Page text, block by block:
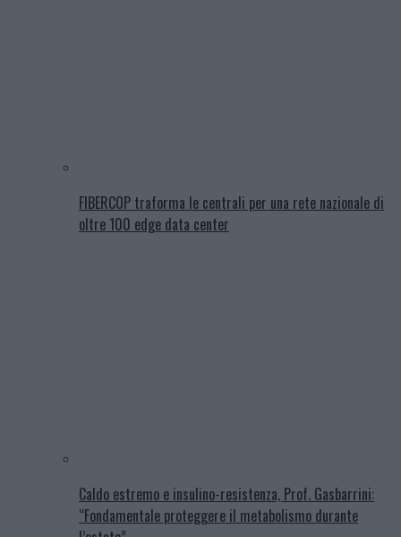
FIBERCOP traforma le centrali per una rete nazionale di
oltre 100 edge data center
Caldo estremo e insulino-resistenza, Prof. Gasbarrini:
“Fondamentale proteggere il metabolismo durante